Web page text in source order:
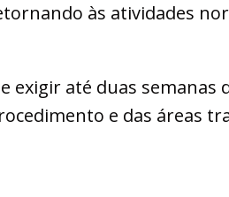
às atividades
exigir até duas semanas
e das áreas